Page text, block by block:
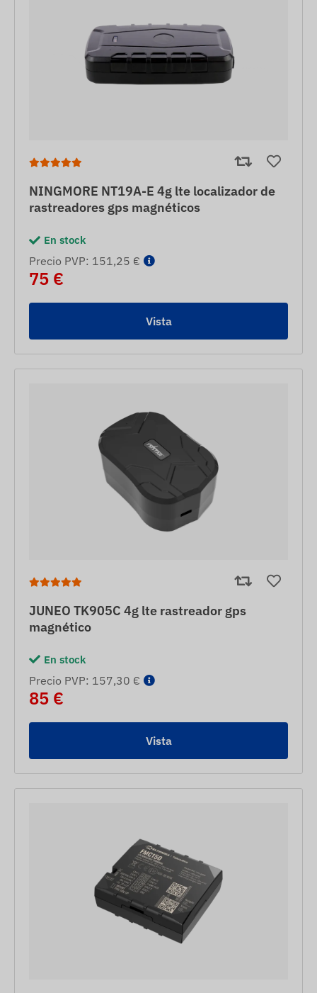
NINGMORE NT19A-E 4g lte localizador de
rastreadores gps magnéticos
En stock
Precio PVP: 151,25 €
75 €
Vista
JUNEO TK905C 4g lte rastreador gps
magnético
En stock
Precio PVP: 157,30 €
85 €
Vista